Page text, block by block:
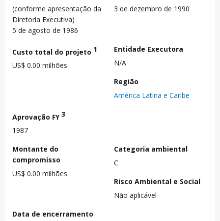
(conforme apresentação da
Diretoria Executiva)
5 de agosto de 1986
3 de dezembro de 1990
Custo total do projeto 1
US$ 0.00 milhões
Entidade Executora
N/A
Região
América Latina e Caribe
Aprovação FY3
1987
Montante do
compromisso
US$ 0.00 milhões
Categoria ambiental
C
Risco Ambiental e Social
Não aplicável
Data de encerramento